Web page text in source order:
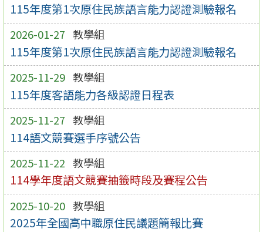
115年度第1次原住民族語言能力認證測驗報名
2026-01-27 教學組
115年度第1次原住民族語言能力認證測驗報名
2025-11-29 教學組
115年度客語能力各級認證日程表
2025-11-27 教學組
114語文競賽選手序號公告
2025-11-22 教學組
114學年度語文競賽抽籤時段及賽程公告
2025-10-20 教學組
2025年全國高中職原住民議題簡報比賽